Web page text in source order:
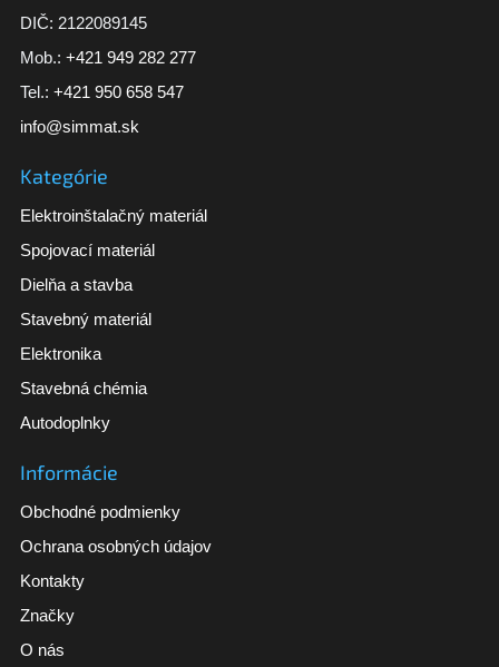
DIČ: 2122089145
Mob.: +421 949 282 277
Tel.: +421 950 658 547
info@simmat.sk
Kategórie
Elektroinštalačný materiál
Spojovací materiál
Dielňa a stavba
Stavebný materiál
Elektronika
Stavebná chémia
Autodoplnky
Informácie
Obchodné podmienky
Ochrana osobných údajov
Kontakty
Značky
O nás